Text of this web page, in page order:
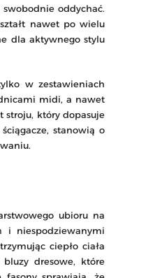
oddychać.
nawet po wielu
dla aktywnego stylu
w zestawieniach
midi, a nawet
stroju, który dopasuje
stanowią o
ubioru na
i niespodziewanymi
ciepło ciała
dresowe, które